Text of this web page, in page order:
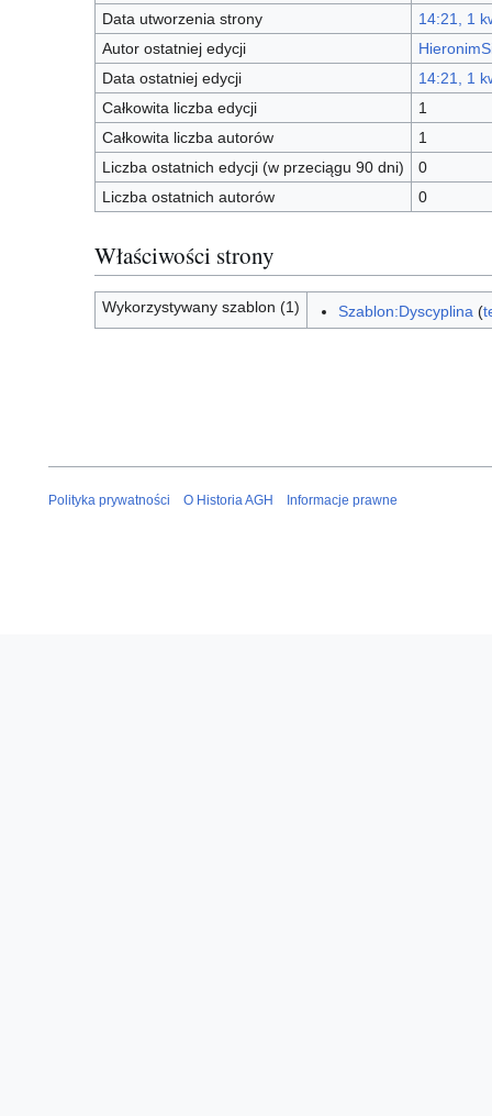
Data utworzenia strony
14:21, 1
Autor ostatniej edycji
Data ostatniej edycji
14:21, 1
Całkowita liczba edycji
1
Całkowita liczba autorów
1
Liczba ostatnich edycji (w przeciągu 90 dni)
0
Liczba ostatnich autorów
0
Właściwości strony
Wykorzystywany szablon (1) Szablon:Dyscyplina (
Polityka prywatności O Historia AGH Informacje prawne